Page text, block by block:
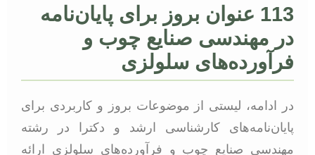
113 عنوان بروز برای پایان‌نامه
در مهندسی صنایع چوب و
فرآورده‌های سلولزی
در ادامه، لیستی از موضوعات بروز و کاربردی برای
پایان‌نامه‌های کارشناسی ارشد و دکترا در رشته
مهندسی صنایع چوب و فرآورده‌های سلولزی ارائه